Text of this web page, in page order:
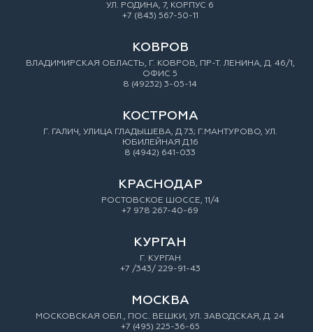
УЛ. РОДИНА, 7, КОРПУС 6
+7 (843) 567-50-11
КОВРОВ
ВЛАДИМИРСКАЯ ОБЛАСТЬ, Г. КОВРОВ, ПР-Т. ЛЕНИНА, Д. 46/1,
ОФИС 5
8 (49232) 3-05-14
КОСТРОМА
Г. ГАЛИЧ, УЛИЦА ГЛАДЫШЕВА, Д.73; Г.МАНТУРОВО, УЛ.
ЮБИЛЕЙНАЯ Д.16
8 (4942) 641-033
КРАСНОДАР
РОСТОВСКОЕ ШОССЕ, 11/4
+7 978 267-40-69
КУРГАН
Г. КУРГАН
+7 /343/ 229-91-43
МОСКВА
МОСКОВСКАЯ ОБЛ., ПОС. ВЕШКИ, УЛ. ЗАВОДСКАЯ, Д. 24
+7 (495) 225-36-65